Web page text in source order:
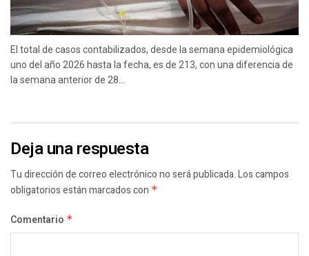
El total de casos contabilizados, desde la semana epidemiológica
uno del año 2026 hasta la fecha, es de 213, con una diferencia de
la semana anterior de 28...
Deja una respuesta
Tu dirección de correo electrónico no será publicada.Los campos
obligatorios están marcados con *
Comentario *